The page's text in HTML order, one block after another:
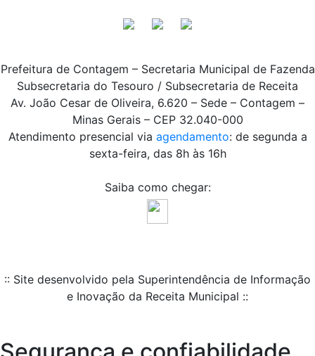
Prefeitura de Contagem – Secretaria Municipal de Fazenda
Subsecretaria do Tesouro / Subsecretaria de Receita
Av. João Cesar de Oliveira, 6.620 – Sede – Contagem –
Minas Gerais – CEP 32.040-000
Atendimento presencial via agendamento: de segunda a
sexta-feira, das 8h às 16h
Saiba como chegar:
:: Site desenvolvido pela Superintendência de Informação
e Inovação da Receita Municipal ::